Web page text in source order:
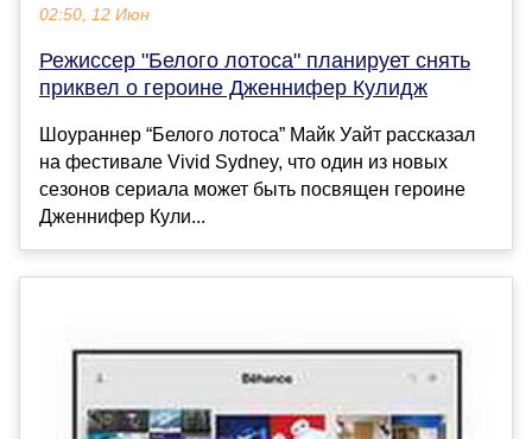
02:50, 12 Июн
Режиссер "Белого лотоса" планирует снять
приквел о героине Дженнифер Кулидж
Шоураннер “Белого лотоса” Майк Уайт рассказал
на фестивале Vivid Sydney, что один из новых
сезонов сериала может быть посвящен героине
Дженнифер Кули...